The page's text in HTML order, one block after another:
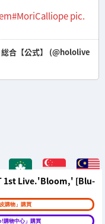
#MoriCalliopepic.
1st Live.'Bloom,' [Blu-
購物」購買
購物中心」購買